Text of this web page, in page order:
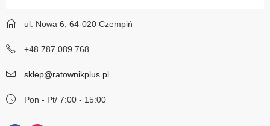
ul. Nowa 6, 64-020 Czempiń
+48 787 089 768
sklep@ratownikplus.pl
Pon - Pt/ 7:00 - 15:00